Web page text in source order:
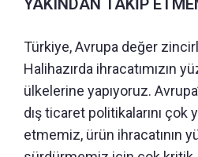
Türkiye, Avrupa değer
Halihazırda ihracatımızın
ülkelerine yapıyoruz.
dış ticaret politikalarını çok
etmemiz, ürün ihracatının